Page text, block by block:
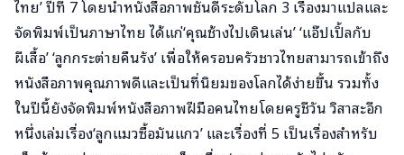
ไทย’ ปีที่ 7 โดยนำหนังสือภาพชั้นดีระดับโลก 3 เรื่องมาแปลและ
จัดพิมพ์เป็นภาษาไทย ได้แก่‘คุณช้างไปเดินเล่น’ ‘แอ๊ปเปิ้ลกับ
ผีเสื้อ’ ‘ลูกกระต่ายคืนรัง’ เพื่อให้ครอบครัวชาวไทยสามารถเข้าถึง
หนังสือภาพคุณภาพดีและเป็นที่นิยมของโลกได้ง่ายขึ้น รวมทั้ง
ในปีนี้ยังจัดพิมพ์หนังสือภาพฝีมือคนไทยโดยครูชีวัน วิสาสะอีก
หนึ่งเล่มเรื่อง‘ลูกแมวซื้อมันแกว’ และเรื่องที่ 5 เป็นเรื่องสำหรับ